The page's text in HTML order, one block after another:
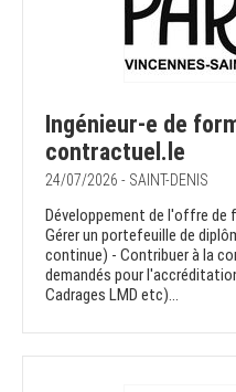
Ingénieur-e de
contractuel.le
24/07/2026 - SAINT-DENIS
Développement de l'offre
Gérer un portefeuille de
continue) - Contribuer à la
demandés pour
Cadrages LMD etc)...